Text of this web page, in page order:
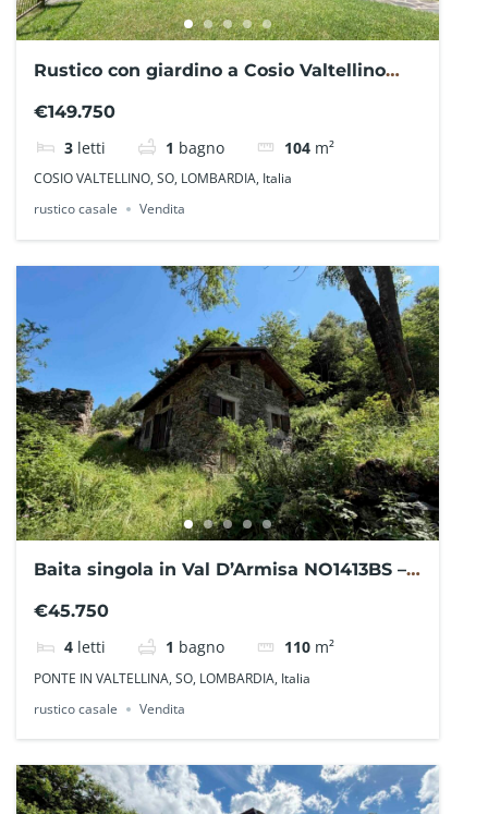
Rustico con giardino a Cosio Valtellino
€149.750
3 letti 1 bagno 104 m²
COSIO VALTELLINO, SO, LOMBARDIA, Italia
rustico casale
Vendita
Baita singola in Val D’Armisa NO1413BS –
€45.750
4 letti 1 bagno 110 m²
PONTE IN VALTELLINA, SO, LOMBARDIA, Italia
rustico casale
Vendita